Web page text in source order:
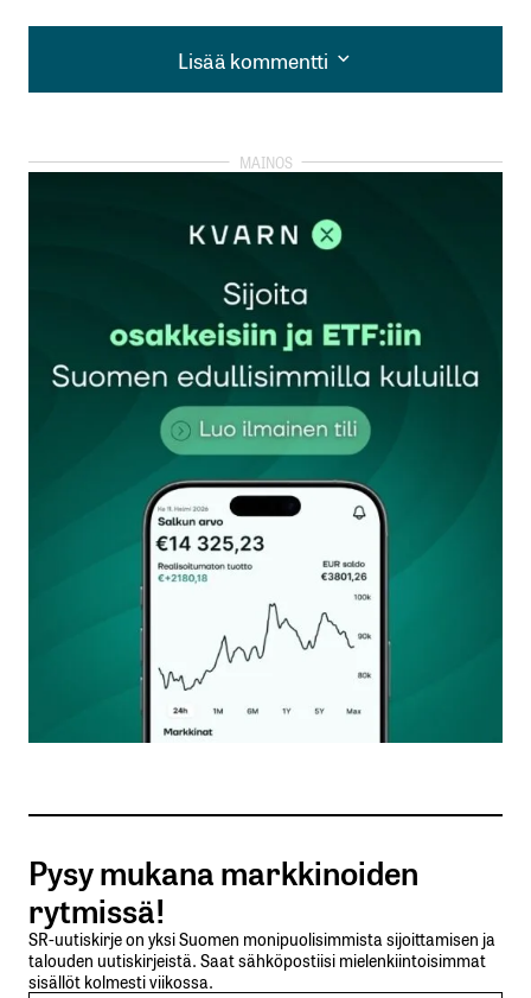
Lisää kommentti
Lisää kommentti
kirjautua
rekisteröityä
Sähköpostiosoitettasi ei julkaista.Pakolliset
kentät on merkitty*
Kommentti*
Nimesi tai nimimerkkisi
Sähköpostiosoitteesi
Tilaa SalkunRakentajan uutiskirje
Lähetä kommentti
Pysy mukana markkinoiden
rytmissä!
SR-uutiskirje on yksi Suomen monipuolisimmista sijoittamisen ja
talouden uutiskirjeistä. Saat sähköpostiisi mielenkiintoisimmat
sisällöt kolmesti viikossa.